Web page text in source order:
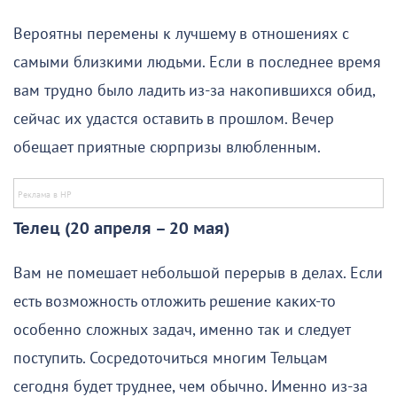
Вероятны перемены к лучшему в отношениях с
самыми близкими людьми. Если в последнее время
вам трудно было ладить из-за накопившихся обид,
сейчас их удастся оставить в прошлом. Вечер
обещает приятные сюрпризы влюбленным.
Телец (20 апреля – 20 мая)
Вам не помешает небольшой перерыв в делах. Если
есть возможность отложить решение каких-то
особенно сложных задач, именно так и следует
поступить. Сосредоточиться многим Тельцам
сегодня будет труднее, чем обычно. Именно из-за